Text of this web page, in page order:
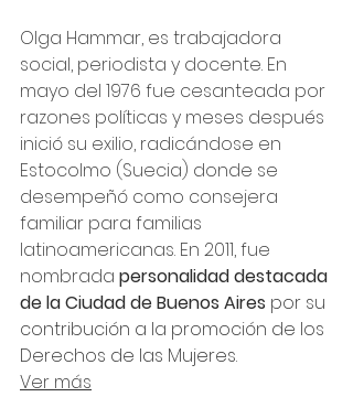
Olga Hammar, es trabajadora
social, periodista y docente. En
mayo del 1976 fue cesanteada por
razones políticas y meses después
inició su exilio, radicándose en
Estocolmo (Suecia) donde se
desempeñó como consejera
familiar para familias
latinoamericanas. En 2011, fue
nombrada personalidad destacada
de la Ciudad de Buenos Aires por su
contribución a la promoción de los
Derechos de las Mujeres.
Ver más